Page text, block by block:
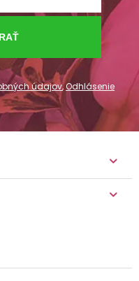
údajov,Odhlásenie